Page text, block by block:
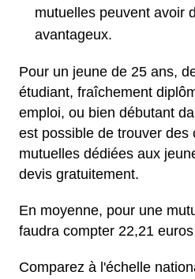
mutuelles peuvent avoir
avantageux.
Pour un jeune de 25 ans,
étudiant, fraîchement
emploi, ou bien débutant
est possible de trouver des
mutuelles dédiées aux
devis gratuitement.
En moyenne, pour une
faudra compter 22,21
Comparez à l'échelle